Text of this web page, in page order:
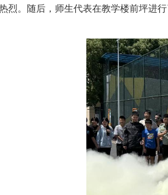
烈。随后，师生代表在教学楼前坪进